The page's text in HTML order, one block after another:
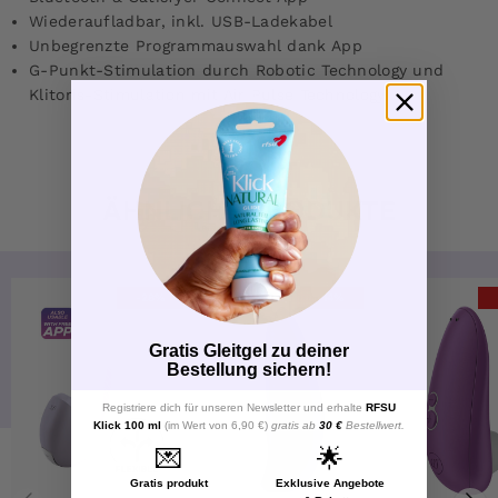
Wiederaufladbar, inkl. USB-Ladekabel
Unbegrenzte Programmauswahl dank App
G-Punkt-Stimulation durch Robotic Technology und
Klitoris-Stimulation mit Air Pulse Technology
ÄHNLICHE PRODUKTE
-14%
Gratis Gleitgel zu deiner
Bestellung sichern!
Registriere dich für unseren Newsletter und erhalte RFSU
Klick 100 ml (im Wert von 6,90 €) gratis ab 30 € Bestellwert.
💌
Gratis produkt
🌟
Exklusive Angebote